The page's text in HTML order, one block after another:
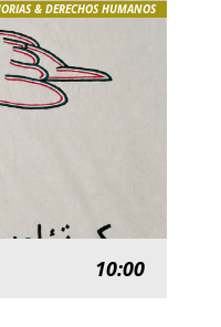
& DERECHOS HUMANOS
10:00